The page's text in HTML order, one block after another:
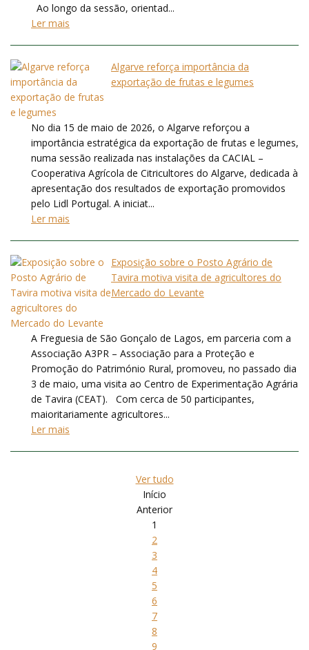
Ao longo da sessão, orientad...
Ler mais
Algarve reforça importância da
exportação de frutas e legumes
No dia 15 de maio de 2026, o Algarve reforçou a
importância estratégica da exportação de frutas e legumes,
numa sessão realizada nas instalações da CACIAL –
Cooperativa Agrícola de Citricultores do Algarve, dedicada à
apresentação dos resultados de exportação promovidos
pelo Lidl Portugal. A iniciat...
Ler mais
Exposição sobre o Posto Agrário de
Tavira motiva visita de agricultores do
Mercado do Levante
A Freguesia de São Gonçalo de Lagos, em parceria com a
Associação A3PR – Associação para a Proteção e
Promoção do Património Rural, promoveu, no passado dia
3 de maio, uma visita ao Centro de Experimentação Agrária
de Tavira (CEAT). Com cerca de 50 participantes,
maioritariamente agricultores...
Ler mais
Ver tudo
Início
Anterior
1
2
3
4
5
6
7
8
9